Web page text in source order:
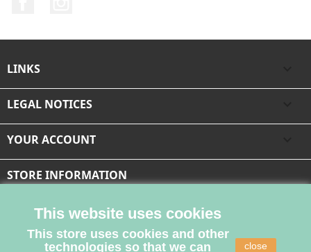
LINKS
LEGAL NOTICES
YOUR ACCOUNT
STORE INFORMATION
This website uses cookies
This store uses cookies and other
technologies so that we can
close